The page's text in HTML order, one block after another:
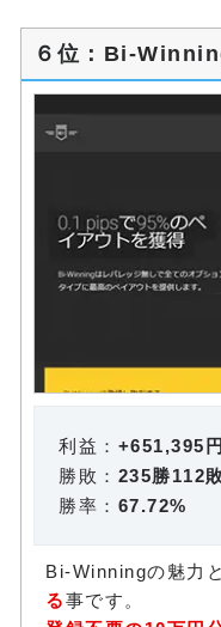
６位：Bi-
利益： +651,395円
勝敗： 235勝112
勝率： 67.72%
Bi-Winningの魅力
る事です。